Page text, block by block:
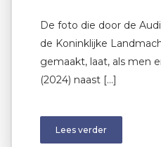
De foto die door de
de Koninklijke
gemaakt, laat, als men
(2024) naast […]
Lees verder